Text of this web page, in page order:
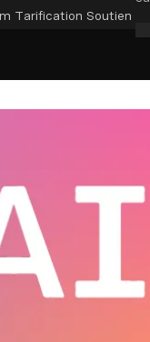
Tarification Soutien